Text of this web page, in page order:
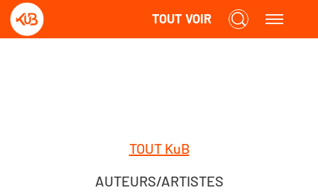
TOUT VOIR
TOUT KuB
AUTEURS/ARTISTES